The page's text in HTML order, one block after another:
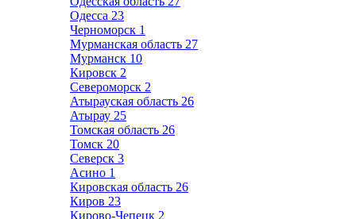
Одесса 23
Черноморск 1
Мурманская область 27
Мурманск 10
Кировск 2
Североморск 2
Атырауская область 26
Атырау 25
Томская область 26
Томск 20
Северск 3
Асино 1
Кировская область 26
Киров 23
Кирово-Чепецк 2